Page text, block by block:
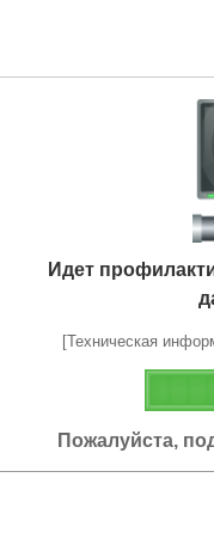
Идет
[Техническая
Пожалуйста,